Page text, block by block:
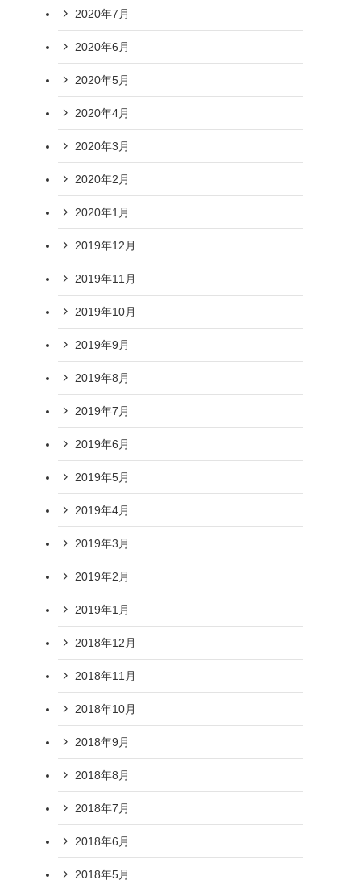
2020年7月
2020年6月
2020年5月
2020年4月
2020年3月
2020年2月
2020年1月
2019年12月
2019年11月
2019年10月
2019年9月
2019年8月
2019年7月
2019年6月
2019年5月
2019年4月
2019年3月
2019年2月
2019年1月
2018年12月
2018年11月
2018年10月
2018年9月
2018年8月
2018年7月
2018年6月
2018年5月